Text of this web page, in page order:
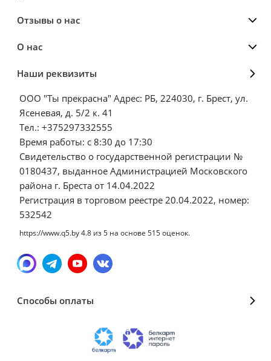
Отзывы о нас
О нас
Наши реквизиты
ООО "Ты прекрасна" Адрес: РБ, 224030, г. Брест, ул.
Ясеневая, д. 5/2 к. 41
Тел.: +375297332555
Время работы: с 8:30 до 17:30
Свидетельство о государственной регистрации №
0180437, выданное Администрацией Московского
района г. Бреста от 14.04.2022
Регистрация в торговом реестре 20.04.2022, номер:
532542
https://www.q5.by4.8 из5 на основе 515оценок.
Способы оплаты